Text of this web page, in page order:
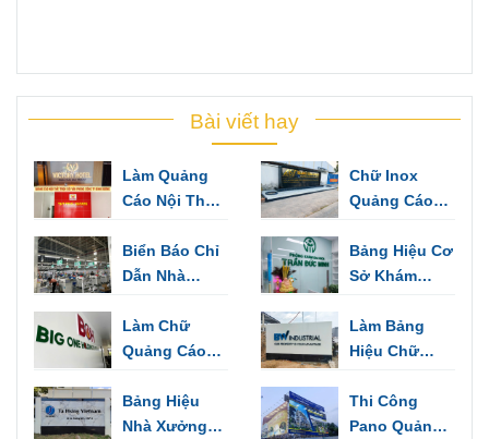
Bài viết hay
Làm Quảng
Cáo Nội Thất
Văn Phòng
Công Ty Bình
Chữ Inox
Quảng Cáo
Hiệu, Trang
Trí Văn Phòng
Biển Báo Chỉ
Dẫn Nhà
Cảnh Báo,
Chỉ Hướng
Bảng Hiệu Cơ
Sở Khám
Mẫu Thiết Kế
Sang Trọng
Làm Chữ
Quảng Cáo
Biển Tên Văn
Phòng
Làm Bảng
Hiệu Chữ
An
Bảng Hiệu
Nhà Xưởng
Thi Công
Pano Quảng